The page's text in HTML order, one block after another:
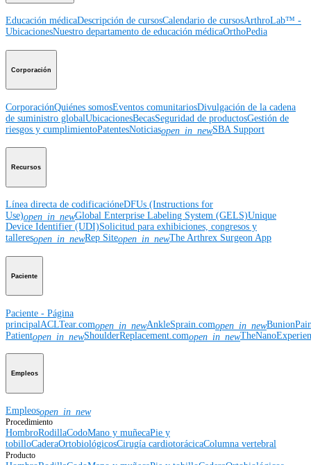
Educación médicaDescripción de cursosCalendario de cursosArthroLab™ -
UbicacionesNuestro departamento de educación médicaOrthoPedia
Corporación
CorporaciónQuiénes somosEventos comunitariosDivulgación de la cadena
de suministro globalUbicacionesBecasSeguridad de productosGestión de
riesgos y cumplimientoPatentesNoticiasopen_in_newSBA Support
Recursos
Línea directa de codificacióneDFUs (Instructions for
Use)open_in_newGlobal Enterprise Labeling System (GELS)Unique
Device Identifier (UDI)Solicitud para exhibiciones, congresos y
talleresopen_in_newRep Siteopen_in_newThe Arthrex Surgeon App
Paciente
Paciente - Página
principal ACLTear.comopen_in_newAnkleSprain.comopen_in_new
Patientopen_in_newShoulderReplacement.comopen_in_new
Empleos
Empleosopen_in_new
Procedimiento
HombroRodillaCodoMano y muñecaPie y
tobilloCaderaOrtobiológicosCirugía cardiotorácicaColumna vertebral
Producto